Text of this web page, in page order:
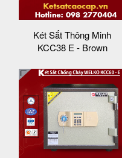
Két Sắt Thông Minh
KCC38 E - Brown